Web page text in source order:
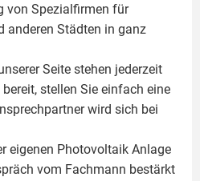
von Spezialfirmen für
anderen Städten in ganz
Seite stehen jederzeit
stellen Sie einfach eine
wird sich bei
eigenen Photovoltaik Anlage
vom Fachmann bestärkt